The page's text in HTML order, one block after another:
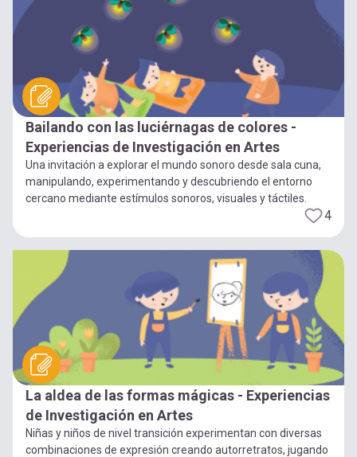
Bailando con las luciérnagas de colores -
Experiencias de Investigación en Artes
Una invitación a explorar el mundo sonoro desde sala cuna,
manipulando, experimentando y descubriendo el entorno
cercano mediante estímulos sonoros, visuales y táctiles.
4
La aldea de las formas mágicas - Experiencias
de Investigación en Artes
Niñas y niños de nivel transición experimentan con diversas
combinaciones de expresión creando autorretratos, jugando